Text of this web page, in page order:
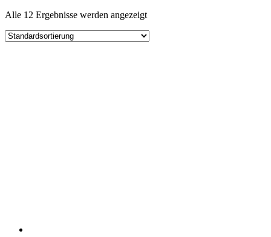
Alle 12 Ergebnisse werden angezeigt